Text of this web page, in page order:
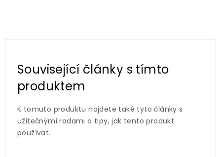
Související články s tímto
produktem
K tomuto produktu najdete také tyto články s
užitečnými radami a tipy, jak tento produkt
používat.